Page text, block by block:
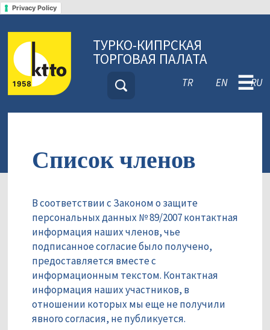
Privacy Policy
ТУРКО-КИПРСКАЯ
ТОРГОВАЯ ПАЛАТА
TR EN RU
☰
Список членов
В соответствии с Законом о защите
персональных данных № 89/2007 контактная
информация наших членов, чье
подписанное согласие было получено,
предоставляется вместе с
информационным текстом. Контактная
информация наших участников, в
отношении которых мы еще не получили
явного согласия, не публикуется.